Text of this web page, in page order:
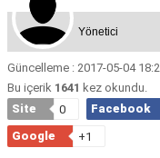
Yönetici
Güncelleme : 2017-05-04
Bu içerik 1641 kez okundu.
Site
0 Facebook
Google
+1